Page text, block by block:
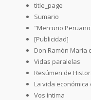
title_page
Sumario
"Mercurio
[Publicidad]
Don Ramón María
Vidas paralelas
Resúmen de
La vida
Vos íntima